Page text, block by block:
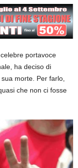
portavoce
ha deciso di
morte. Per farlo,
che non ci fosse